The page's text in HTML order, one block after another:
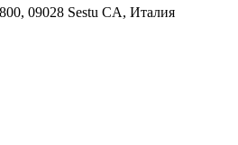
09028 Sestu CA, Италия